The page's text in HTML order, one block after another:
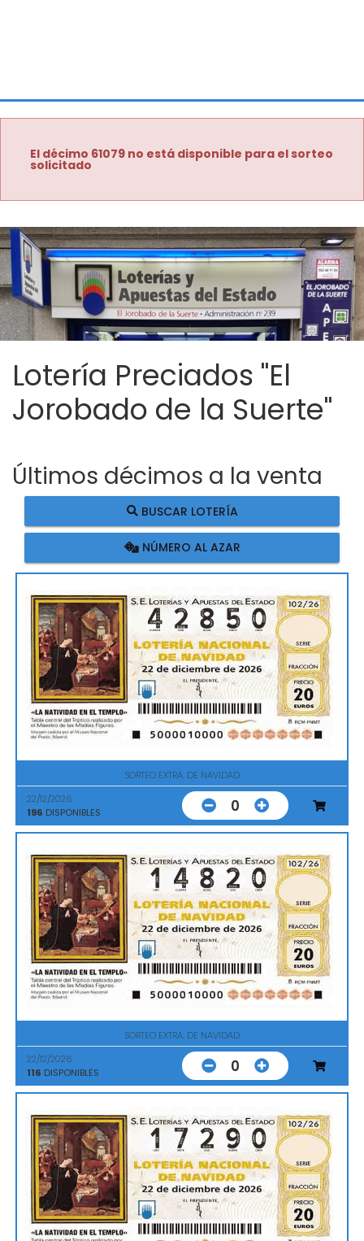
El décimo 61079 no está disponible para el sorteo
solicitado
Lotería Preciados "El
Jorobado de la Suerte"
Últimos décimos a la venta
BUSCAR LOTERÍA
NÚMERO AL AZAR
SORTEO EXTRA. DE NAVIDAD
22/12/2026
196 DISPONIBLES 0
SORTEO EXTRA. DE NAVIDAD
22/12/2026
116 DISPONIBLES 0